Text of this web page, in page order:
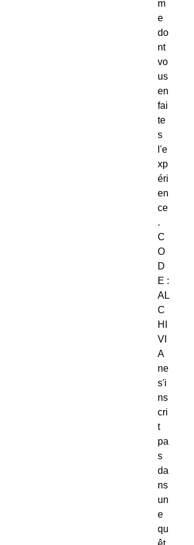
m
e
do
nt
vo
us
en
fai
te
s
l'e
xp
éri
en
ce
.
C
O
D
E :
AL
C
HI
VI
A
ne
s'i
ns
cri
t
pa
s
da
ns
un
e
qu